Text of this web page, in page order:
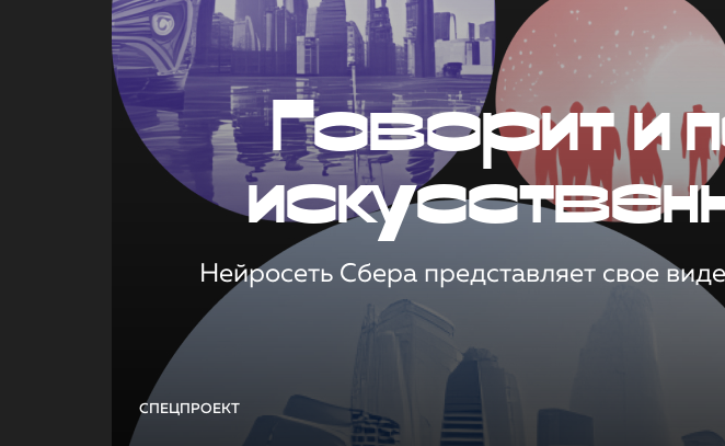
СПЕЦПРОЕКТ
Говорит и
Нейросеть Сбера представляет свое